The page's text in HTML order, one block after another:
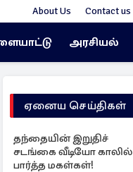
About Us Contact us
அரசியல்
ஏனைய செய்திகள்
தந்தையின் இறுதிச்
சடங்கை வீடியோ காலில்
பார்த்த மகள்கள்!